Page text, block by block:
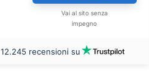
Vai al sito senza
impegno
12.245 recensioni su